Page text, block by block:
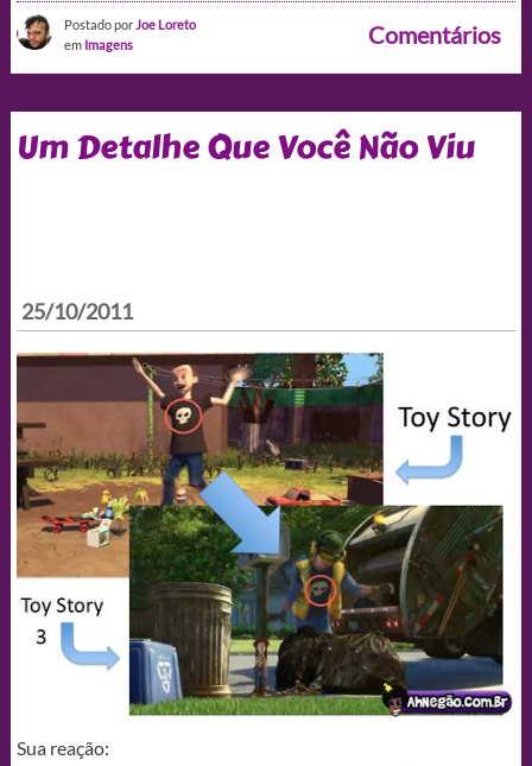
Postado por Joe Loreto
em Imagens Comentários
Um Detalhe Que Você Não Viu
25/10/2011
Sua reação: